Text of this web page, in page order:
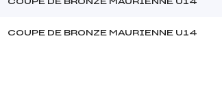
COUPE DE BRONZE MAURIENNE U14